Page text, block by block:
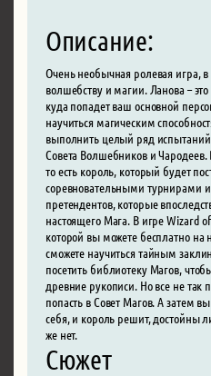
Описание:
Очень необычная ролевая игра,
волшебству и магии. Ланова –
куда попадет ваш основной
научиться магическим
выполнить целый ряд
Совета Волшебников и Чародеев.
то есть король, который будет
соревновательными турнирами
претендентов, которые
настоящего Мага. В игре Wizard
которой вы можете бесплатно
сможете научиться тайным
посетить библиотеку Магов,
древние рукописи. Но все не так
попасть в Совет Магов. А затем
себя, и король решит, достойны
же нет.
Сюжет